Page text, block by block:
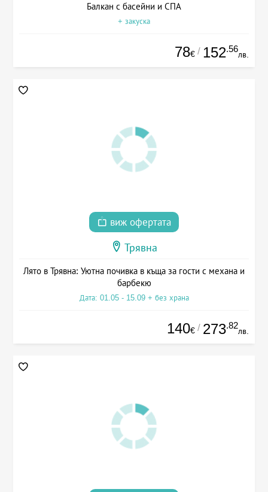
Балкан с басейни и СПА
+ закуска
78€ / 152.56
лв.
виж офертата
Трявна
Лято в Трявна: Уютна почивка в къща за гости с механа и
барбекю
Дата: 01.05 - 15.09 + без храна
140€ / 273.82
лв.